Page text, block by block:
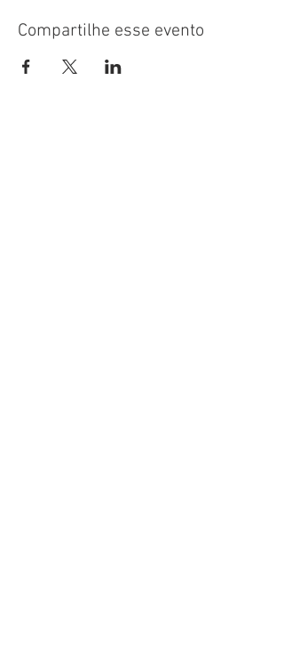
Compartilhe esse evento